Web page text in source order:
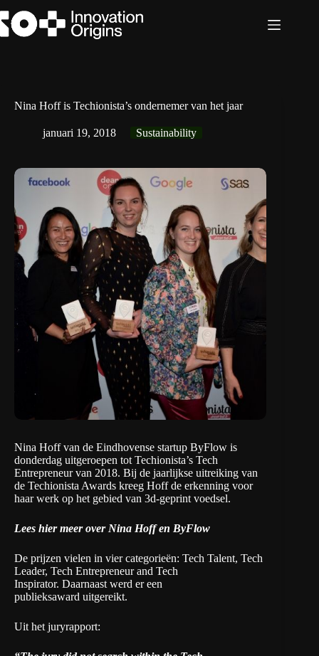
naar
de
Nina Hoff is Techionista’s ondernemer van het jaar
januari 19, 2018 Sustainability
Nina Hoff van de Eindhovense startup ByFlow is
donderdag uitgeroepen tot Techionista’s Tech
Entrepreneur van 2018. Bij de jaarlijkse uitreiking van
de Techionista Awards kreeg Hoff de erkenning voor
haar werk op het gebied van 3d-geprint voedsel.
Lees hier meer over Nina Hoff en ByFlow
De prijzen vielen in vier categorieën: Tech Talent, Tech
Leader, Tech Entrepreneur and Tech
Inspirator. Daarnaast werd er een
publieksaward uitgereikt.
Uit het juryrapport: